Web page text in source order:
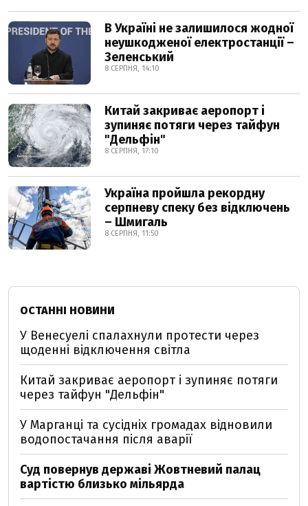
В Україні не залишилося жодної
неушкодженої електростанції –
Зеленський
8 СЕРПНЯ, 14:10
Китай закриває аеропорт і
зупиняє потяги через тайфун
"Дельфін"
8 СЕРПНЯ, 17:10
Україна пройшла рекордну
серпневу спеку без відключень
– Шмигаль
8 СЕРПНЯ, 11:50
ОСТАННІ НОВИНИ
У Венесуелі спалахнули протести через
щоденні відключення світла
Китай закриває аеропорт і зупиняє потяги
через тайфун "Дельфін"
У Марганці та сусідніх громадах відновили
водопостачання після аварії
Суд повернув державі Жовтневий палац
вартістю близько мільярда